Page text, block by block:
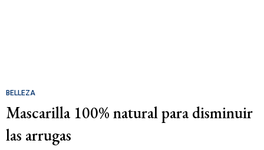
BELLEZA
Mascarilla 100% natural para disminuir
las arrugas